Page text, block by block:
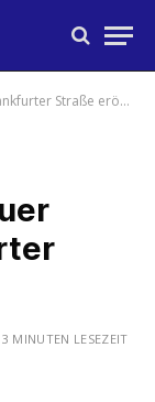
Straße eröffnet
3 MINUTEN LESEZEIT